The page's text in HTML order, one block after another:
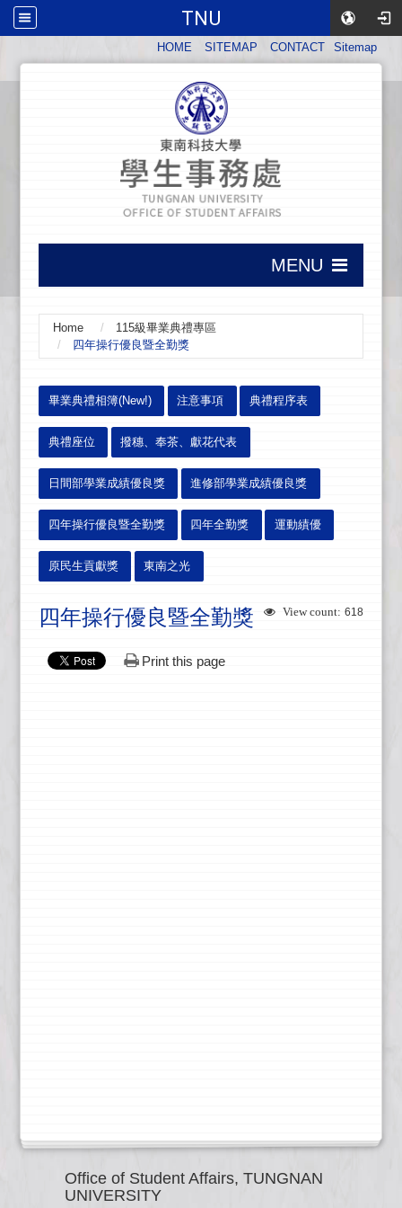
TNU
HOME SITEMAP CONTACT Sitemap
MENU
Home
115級畢業典禮專區
四年操行優良暨全勤獎
畢業典禮相簿(New!) 注意事項 典禮程序表
典禮座位 撥穗、奉茶、獻花代表
日間部學業成績優良獎 進修部學業成績優良獎
四年操行優良暨全勤獎 四年全勤獎 運動績優
原民生貢獻獎 東南之光
View count: 618
四年操行優良暨全勤獎
Print this page
Office of Student Affairs, TUNGNAN
UNIVERSITY